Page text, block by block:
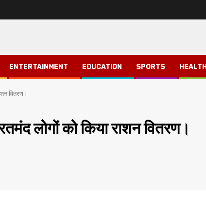
ENTERTAINMENT EDUCATION SPORTS HEALTH
वितरण।
लोगों को किया राशन वितरण।